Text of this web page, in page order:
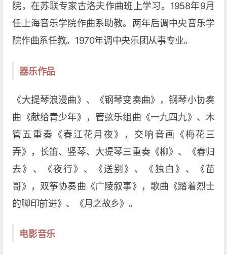
院，在苏联专家古洛夫作曲班上学习。1958年9月
任上海音乐学院作曲系助教。两年后调中央音乐学
院作曲系任教。1970年调中央乐团从事专业。
器乐作品
《大提琴浪漫曲》、《钢琴变奏曲》，钢琴小协奏
曲《献给青少年》，管弦乐组曲《一九四九》、木
管五重奏《春江花月夜》，交响音画《梅花三
弄》，长笛、竖琴、大提琴三重奏《柳》、《春归
去》、《夜行》、《送别》、《独白》、《苗
哥》，双筝协奏曲《广陵叙事》，歌曲《踏着烈士
的脚印前进》、《月之故乡》。
电影音乐